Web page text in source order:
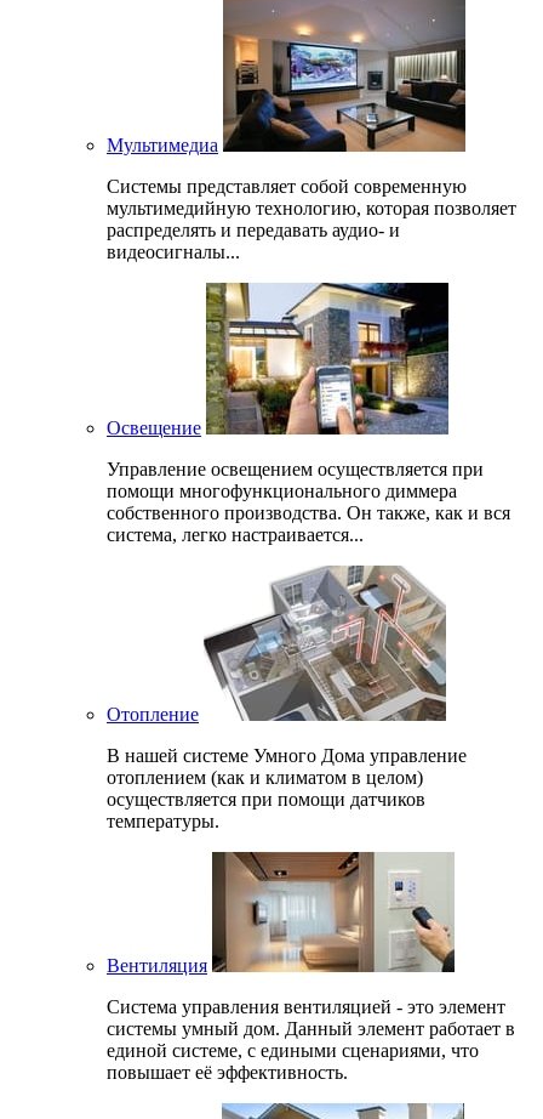
Мультимедиа
Системы представляет собой современную
мультимедийную технологию, которая позволяет
распределять и передавать аудио- и
видеосигналы...
Освещение
Управление освещением осуществляется при
помощи многофункционального диммера
собственного производства. Он также, как и вся
система, легко настраивается...
Отопление
В нашей системе Умного Дома управление
отоплением (как и климатом в целом)
осуществляется при помощи датчиков
температуры.
Вентиляция
Система управления вентиляцией - это элемент
системы умный дом. Данный элемент работает в
единой системе, с едиными сценариями, что
повышает её эффективность.